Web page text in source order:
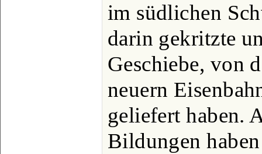
im südlichen
darin gekritzte
Geschiebe, von
neuern
geliefert haben.
Bildungen